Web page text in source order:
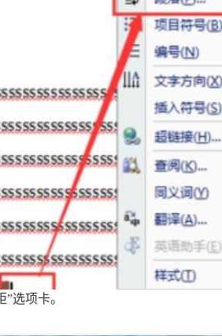
选项卡。